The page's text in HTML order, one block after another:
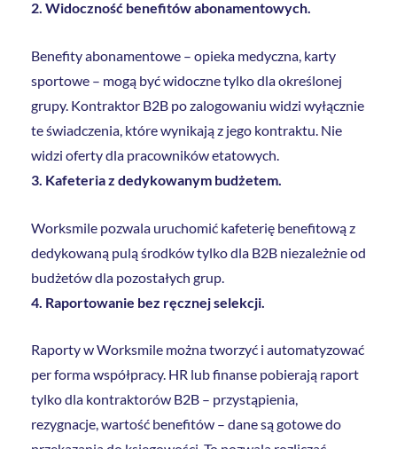
2. Widoczność benefitów abonamentowych.
Benefity abonamentowe – opieka medyczna, karty
sportowe – mogą być widoczne tylko dla określonej
grupy. Kontraktor B2B po zalogowaniu widzi wyłącznie
te świadczenia, które wynikają z jego kontraktu. Nie
widzi oferty dla pracowników etatowych.
3. Kafeteria z dedykowanym budżetem.
Worksmile pozwala uruchomić kafeterię benefitową z
dedykowaną pulą środków tylko dla B2B niezależnie od
budżetów dla pozostałych grup.
4. Raportowanie bez ręcznej selekcji.
Raporty w Worksmile można tworzyć i automatyzować
per forma współpracy. HR lub finanse pobierają raport
tylko dla kontraktorów B2B – przystąpienia,
rezygnacje, wartość benefitów – dane są gotowe do